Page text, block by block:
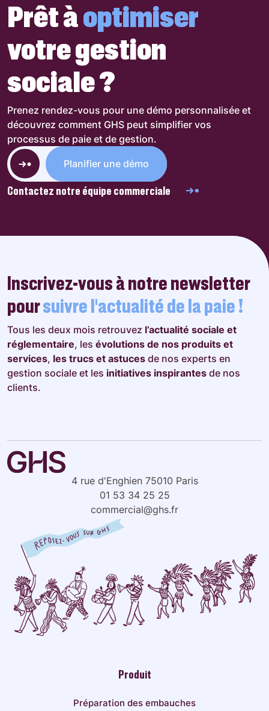
Prêt àoptimiser
votre gestion
sociale ?
Prenez rendez-vous pour une démo personnalisée et
découvrez comment GHS peut simplifier vos
processus de paie et de gestion.
Planifier une démo
Contactez notre équipe commerciale
Inscrivez-vous à notre newsletter
poursuivre l’actualité de la paie !
Tous les deux mois retrouvez l’actualité sociale et
réglementaire, les évolutions de nos produits et
services, les trucs et astuces de nos experts en
gestion sociale et les initiatives inspirantes de nos
clients.
4 rue d'Enghien 75010 Paris
01 53 34 25 25
commercial@ghs.fr
Produit
Préparation des embauches